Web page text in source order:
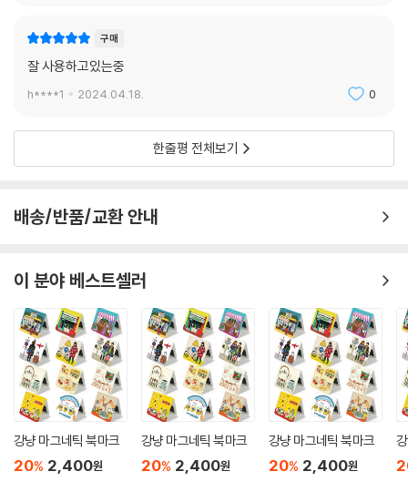
구매
잘 사용하고있는중
h****1 2024.04.18. 0
한줄평 전체보기
배송/반품/교환 안내
이 분야 베스트셀러
강냥 마그네틱 북마크
20% 2,400원
강냥 마그네틱 북마크
20% 2,400원
강냥 마그네틱 북마크
20% 2,400원